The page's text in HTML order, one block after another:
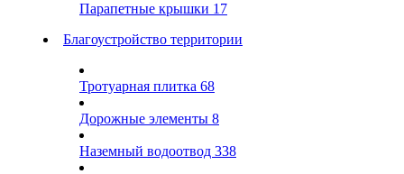
Парапетные крышки 17
Благоустройство территории
Тротуарная плитка 68
Дорожные элементы 8
Наземный водоотвод 338